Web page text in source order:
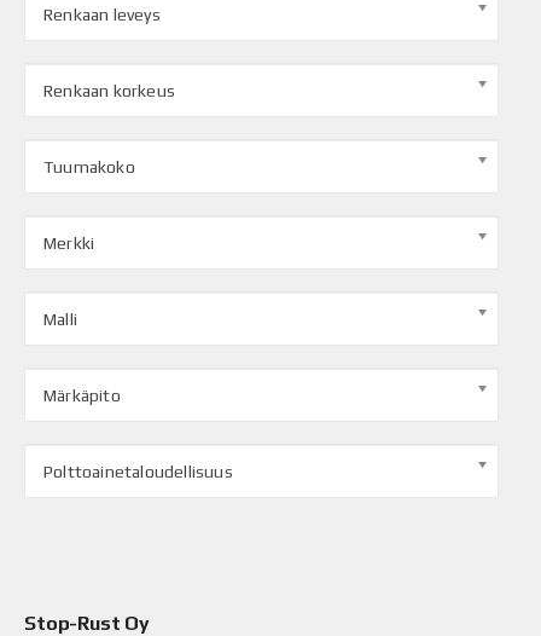
Renkaan leveys
Renkaan korkeus
Tuumakoko
Merkki
Malli
Märkäpito
Polttoainetaloudellisuus
Stop-Rust Oy